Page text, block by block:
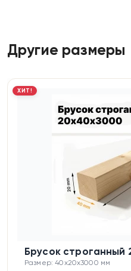
Другие размеры
ХИТ!
Брусок строганный
Размер: 40x20x3000 мм